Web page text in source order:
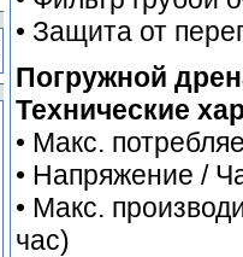
• Защита от
Погружной
Технические
• Макс.
• Напряжение /
• Макс.
час)